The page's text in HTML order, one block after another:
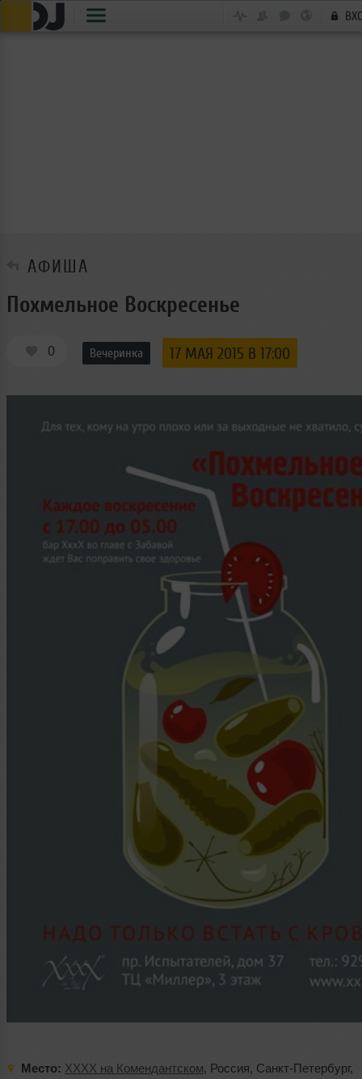
АФИША
Похмельное Воскресенье
0 Вечеринка 17 МАЯ 2015 В 17:00
Место: XXXX на Комендантском, Россия, Санкт-Петербург,